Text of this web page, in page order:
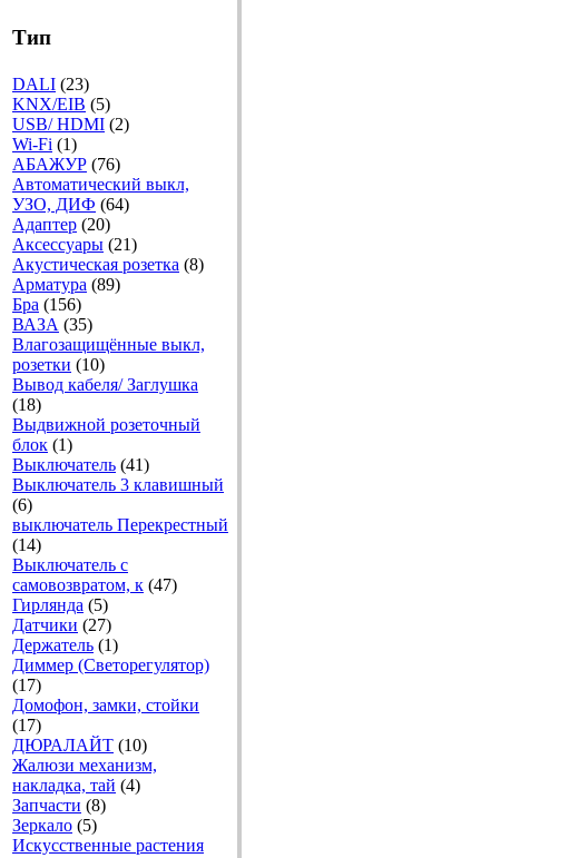
Тип
DALI (23)
KNX/EIB (5)
USB/ HDMI (2)
Wi-Fi (1)
АБАЖУР (76)
Автоматический выкл,
УЗО, ДИФ (64)
Адаптер (20)
Аксесcуары (21)
Акустическая розетка (8)
Арматура (89)
Бра (156)
ВАЗА (35)
Влагозащищённые выкл,
розетки (10)
Вывод кабеля/ Заглушка
(18)
Выдвижной розеточный
блок (1)
Выключатель (41)
Выключатель 3 клавишный
(6)
выключатель Перекрестный
(14)
Выключатель с
самовозвратом, к (47)
Гирлянда (5)
Датчики (27)
Держатель (1)
Диммер (Светорегулятор)
(17)
Домофон, замки, стойки
(17)
ДЮРАЛАЙТ (10)
Жалюзи механизм,
накладка, тай (4)
Запчасти (8)
Зеркало (5)
Искусственные растения